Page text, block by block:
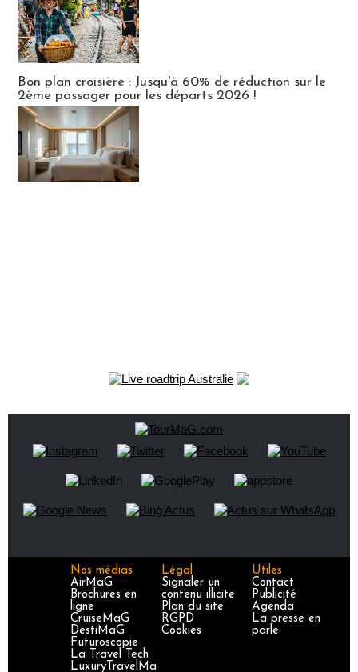
Bon plan croisière : Jusqu'à 60% de réduction sur le
2ème passager pour les départs 2026 !
Nos médias
AirMaG
Brochures en
ligne
CruiseMaG
DestiMaG
Futuroscopie
La Travel Tech
LuxuryTravelMa
Légal
Signaler un
contenu illicite
Plan du site
RGPD
Cookies
Utiles
Contact
Publicité
Agenda
La presse en
parle